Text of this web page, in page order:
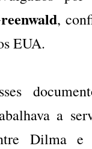
,
EUA.
a
Dilma e